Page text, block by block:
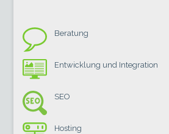
Beratung
Entwicklung und Integration
SEO
Hosting